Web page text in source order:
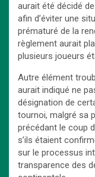
aurait été décidé
afin d’éviter une
prématuré de la
règlement aurait
plusieurs joueurs
Autre élément
aurait indiqué ne
désignation de
tournoi, malgré sa
précédant le coup
s’ils étaient
sur le processus
transparence des